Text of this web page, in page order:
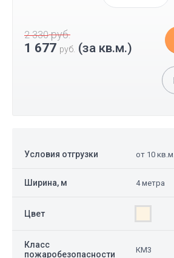
2 330руб.
1 677 руб. (за кв.м.)
Условия отгрузки от 10 кв.м.
Ширина, м 4 метра
Цвет
Класс
пожаробезопасности
КМ3